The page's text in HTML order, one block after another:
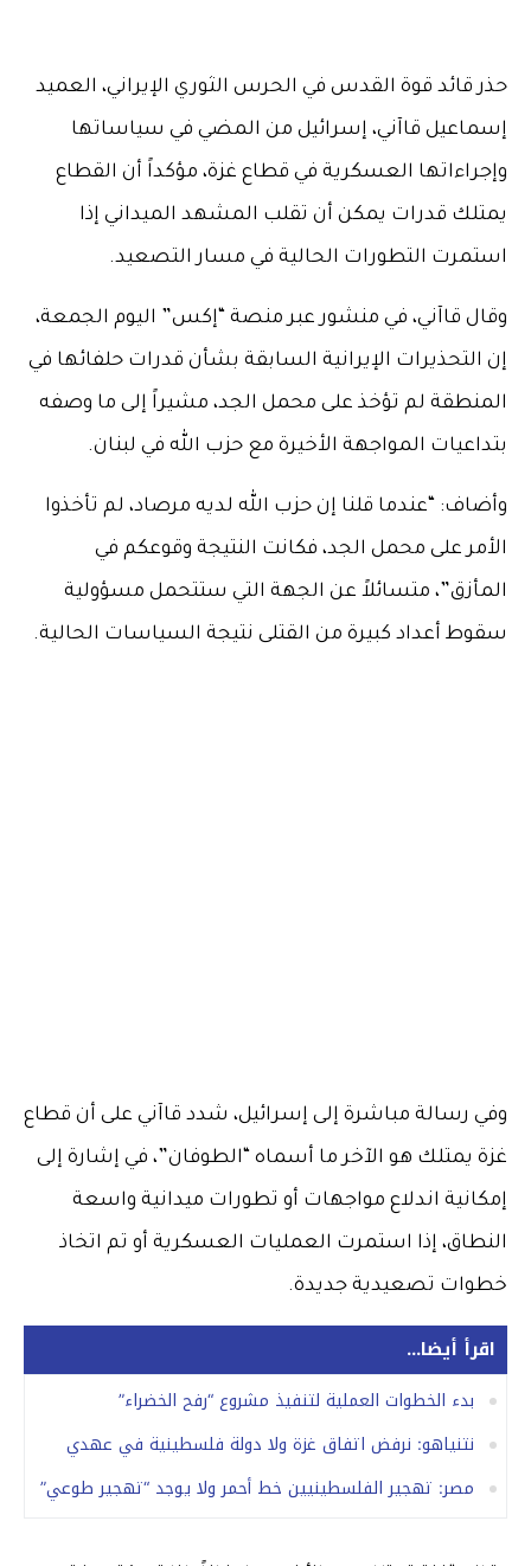
حذر قائد قوة القدس في الحرس الثوري الإيراني، العميد
إسماعيل قاآني، إسرائيل من المضي في سياساتها
وإجراءاتها العسكرية في قطاع غزة، مؤكداً أن القطاع
يمتلك قدرات يمكن أن تقلب المشهد الميداني إذا
استمرت التطورات الحالية في مسار التصعيد.
وقال قاآني، في منشور عبر منصة “إكس” اليوم الجمعة،
إن التحذيرات الإيرانية السابقة بشأن قدرات حلفائها في
المنطقة لم تؤخذ على محمل الجد، مشيراً إلى ما وصفه
بتداعيات المواجهة الأخيرة مع حزب الله في لبنان.
وأضاف: “عندما قلنا إن حزب الله لديه مرصاد، لم تأخذوا
الأمر على محمل الجد، فكانت النتيجة وقوعكم في
المأزق”، متسائلاً عن الجهة التي ستتحمل مسؤولية
سقوط أعداد كبيرة من القتلى نتيجة السياسات الحالية.
وفي رسالة مباشرة إلى إسرائيل، شدد قاآني على أن قطاع
غزة يمتلك هو الآخر ما أسماه “الطوفان”، في إشارة إلى
إمكانية اندلاع مواجهات أو تطورات ميدانية واسعة
النطاق، إذا استمرت العمليات العسكرية أو تم اتخاذ
خطوات تصعيدية جديدة.
اقرأ أيضا...
بدء الخطوات العملية لتنفيذ مشروع “رفح الخضراء”
نتنياهو: نرفض اتفاق غزة ولا دولة فلسطينية في عهدي
مصر: تهجير الفلسطينيين خط أحمر ولا يوجد “تهجير طوعي”